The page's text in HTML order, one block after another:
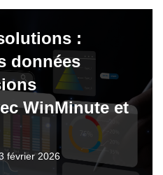
:
données
WinMinute et
février 2026